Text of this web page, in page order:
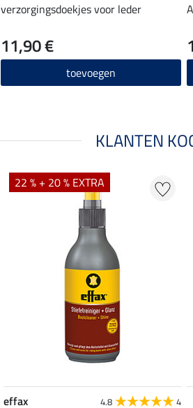
verzorgingsdoekjes voor leder
11,90 €
toevoegen
KLANTEN
22 % + 20 % EXTRA
effax 4.8 4